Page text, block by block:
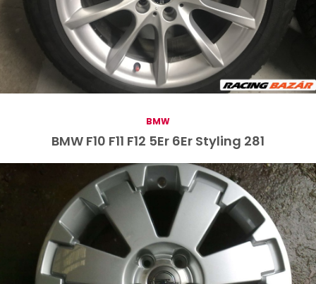
BMW F10 F11 F12 5Er 6Er Styling 281
BMW